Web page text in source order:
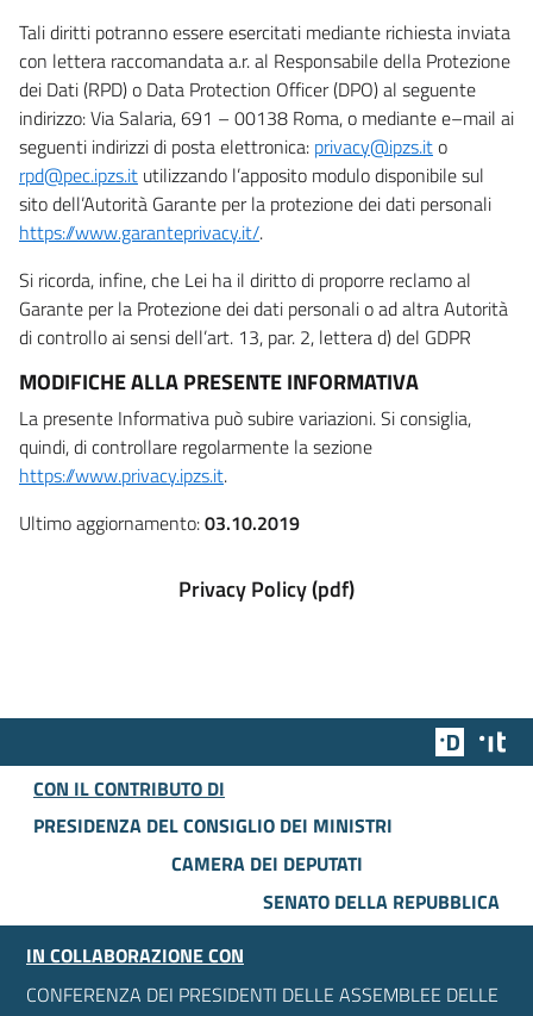
Tali diritti potranno essere esercitati mediante richiesta inviata
con lettera raccomandata a.r. al Responsabile della Protezione
dei Dati (RPD) o Data Protection Officer (DPO) al seguente
indirizzo: Via Salaria, 691 – 00138 Roma, o mediante e–mail ai
seguenti indirizzi di posta elettronica: privacy@ipzs.ito
rpd@pec.ipzs.it utilizzando l’apposito modulo disponibile sul
sito dell’Autorità Garante per la protezione dei dati personali
https://www.garanteprivacy.it/.
Si ricorda, infine, che Lei ha il diritto di proporre reclamo al
Garante per la Protezione dei dati personali o ad altra Autorità
di controllo ai sensi dell’art. 13, par. 2, lettera d) del GDPR
MODIFICHE ALLA PRESENTE INFORMATIVA
La presente Informativa può subire variazioni. Si consiglia,
quindi, di controllare regolarmente la sezione
https://www.privacy.ipzs.it.
Ultimo aggiornamento:03.10.2019
Privacy Policy (pdf)
Team
CON IL CONTRIBUTO DI
PRESIDENZA DEL CONSIGLIO DEI MINISTRI
CAMERA DEI DEPUTATI
SENATO DELLA REPUBBLICA
IN COLLABORAZIONE CON
CONFERENZA DEI PRESIDENTI DELLE ASSEMBLEE DELLE